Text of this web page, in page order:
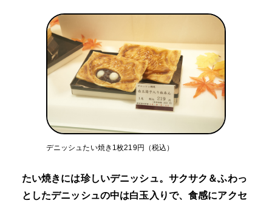
デニッシュたい焼き1枚219円（税込）
たい焼きには珍しいデニッシュ。サクサク＆ふわっ
としたデニッシュの中は白玉入りで、食感にアクセ